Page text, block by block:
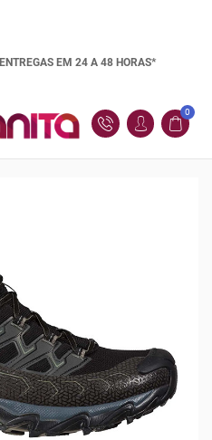
ENTREGAS EM 24 A 48 HORAS*
0